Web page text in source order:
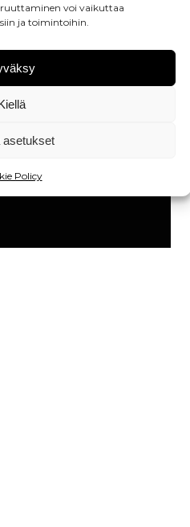
voi vaikuttaa
ja toimintoihin.
asetukset
Policy